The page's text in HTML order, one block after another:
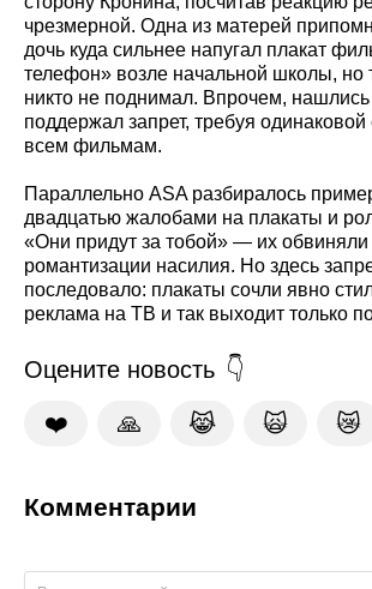
чрезмерной. Одна из матерей
дочь куда сильнее напугал плакат
телефон» возле начальной школы, но
никто не поднимал. Впрочем, нашлись
поддержал запрет, требуя одинаковой
всем фильмам.
Параллельно ASA разбиралось
двадцатью жалобами на плакаты и
«Они придут за тобой» — их обвиняли
романтизации насилия. Но здесь
последовало: плакаты сочли явно
реклама на ТВ и так выходит только
Оцените новость
❤️ 🙏 😹 🙀 😿
Комментарии